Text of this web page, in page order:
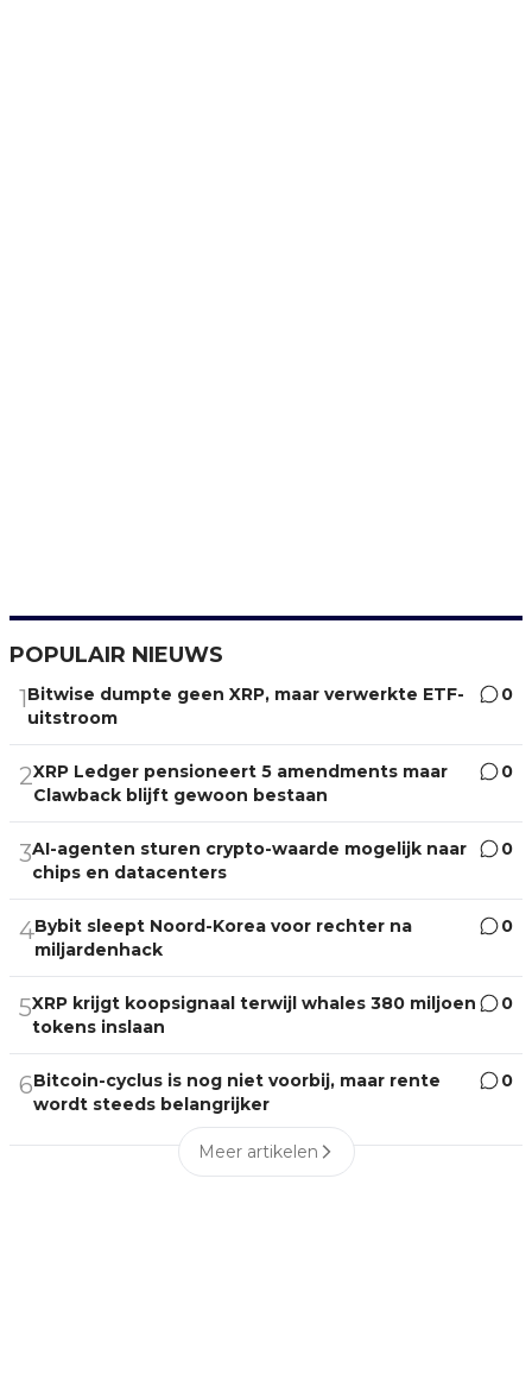
POPULAIR NIEUWS
1Bitwise dumpte geen XRP, maar verwerkte ETF-
uitstroom
0
2XRP Ledger pensioneert 5 amendments maar
Clawback blijft gewoon bestaan
0
3AI-agenten sturen crypto-waarde mogelijk naar
chips en datacenters
0
4Bybit sleept Noord-Korea voor rechter na
miljardenhack
0
5XRP krijgt koopsignaal terwijl whales 380 miljoen
tokens inslaan
0
6Bitcoin-cyclus is nog niet voorbij, maar rente
wordt steeds belangrijker
0
Meer artikelen